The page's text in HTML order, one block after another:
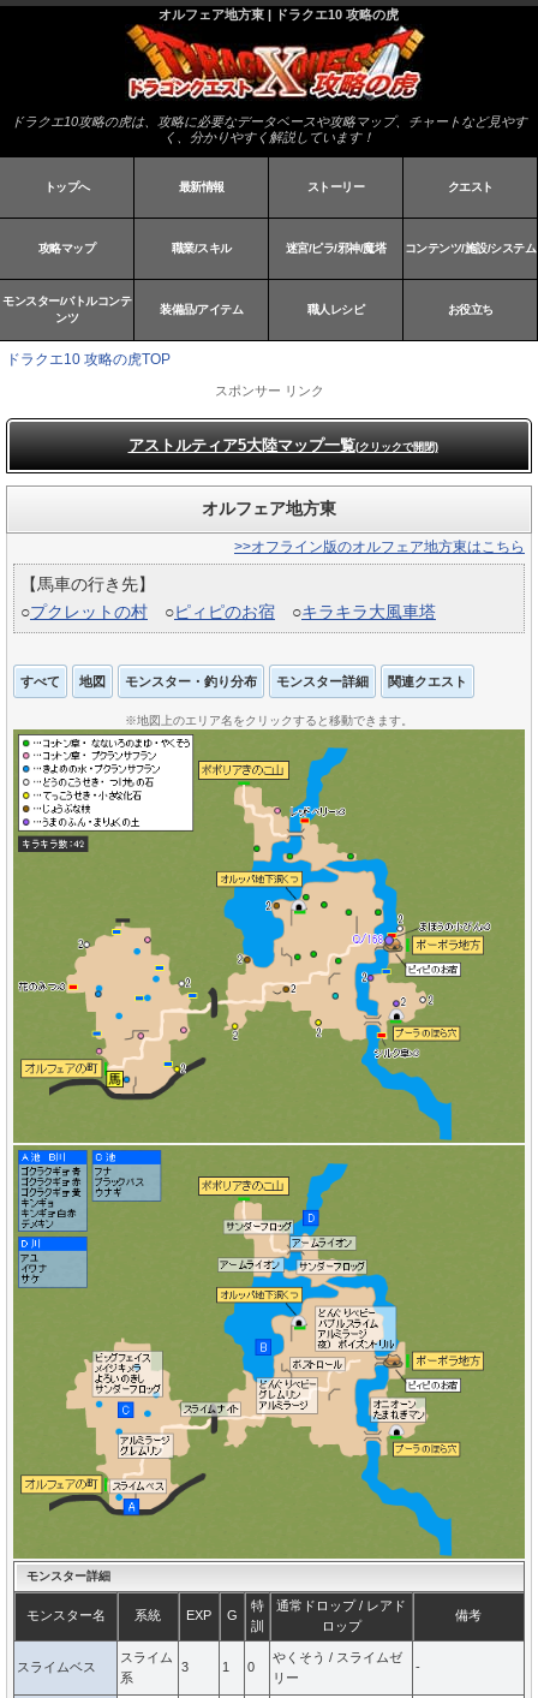
オルフェア地方東 | ドラクエ10 攻略の虎
ドラクエ10攻略の虎は、攻略に必要なデータベースや攻略マップ、チャートなど見やす
く、分かりやすく解説しています！
トップへ 最新情報 ストーリー クエスト
攻略マップ 職業/スキル 迷宮/ピラ/邪神/魔塔 コンテンツ/施設/システム
モンスター/バトルコンテ
ンツ
装備品/アイテム 職人レシピ お役立ち
ドラクエ10 攻略の虎TOP
スポンサー リンク
アストルティア5大陸マップ一覧(クリックで開閉)
オルフェア地方東
>>オフライン版のオルフェア地方東はこちら
【馬車の行き先】
○プクレットの村 ○ピィピのお宿 ○キラキラ大風車塔
すべて 地図 モンスター・釣り分布 モンスター詳細 関連クエスト
※地図上のエリア名をクリックすると移動できます。
モンスター詳細
モンスター名 系統 EXP G
特
訓
通常ドロップ / レアド
ロップ
備考
スライムベス
スライム
系
3 1 0
やくそう / スライムゼ
リー
-